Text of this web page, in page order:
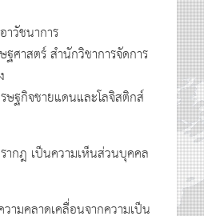
วัชนาการ
ฐศาสตร์ สำนักวิชาการจัดการ
ษฐกิจชายแดนและโลจิสติกส์
กฎ เป็นความเห็นส่วนบุคคล
ามคลาดเคลื่อนจากความเป็น